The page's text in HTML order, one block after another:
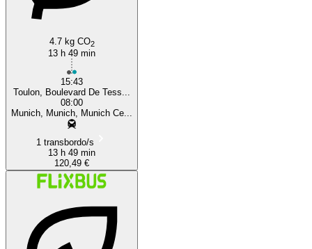
4.7 kg CO2
13 h 49 min
15:43
Toulon, Boulevard De Tess...
08:00
Munich, Munich, Munich Ce...
1 transbordo/s
13 h 49 min
120,49 €